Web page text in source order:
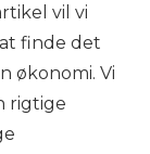
vil vi
finde det
økonomi. Vi
rigtige